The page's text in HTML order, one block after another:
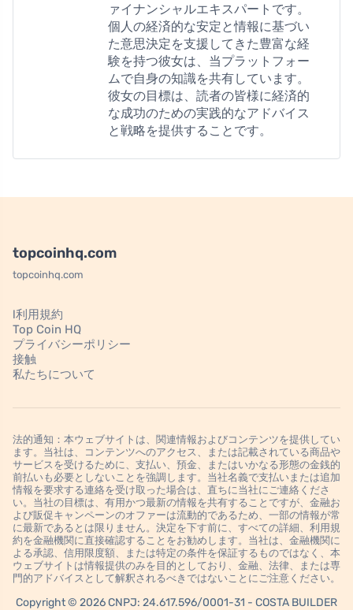
ァイナンシャルエキスパートです。
個人の経済的な安定と情報に基づい
た意思決定を支援してきた豊富な経
験を持つ彼女は、当プラットフォー
ムで自身の知識を共有しています。
彼女の目標は、読者の皆様に経済的
な成功のための実践的なアドバイス
と戦略を提供することです。
topcoinhq.com
topcoinhq.com
l利用規約
Top Coin HQ
プライバシーポリシー
接触
私たちについて
法的通知：本ウェブサイトは、関連情報およびコンテンツを提供してい
ます。当社は、コンテンツへのアクセス、または記載されている商品や
サービスを受けるために、支払い、預金、またはいかなる形態の金銭的
前払いも必要としないことを強調します。当社名義で支払いまたは追加
情報を要求する連絡を受け取った場合は、直ちに当社にご連絡くださ
い。当社の目標は、有用かつ最新の情報を共有することですが、金融お
よび販促キャンペーンのオファーは流動的であるため、一部の情報が常
に最新であるとは限りません。決定を下す前に、すべての詳細、利用規
約を金融機関に直接確認することをお勧めします。当社は、金融機関に
よる承認、信用限度額、または特定の条件を保証するものではなく、本
ウェブサイトは情報提供のみを目的としており、金融、法律、または専
門的アドバイスとして解釈されるべきではないことにご注意ください。
Copyright © 2026 CNPJ: 24.617.596/0001-31 - COSTA BUILDER